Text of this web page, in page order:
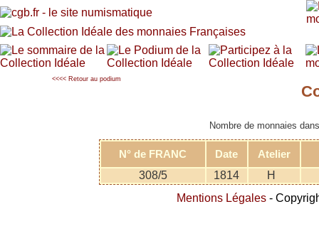
<<<< Retour au podium
Nombre de monnaies
N° de FRANC Date
Atelier
308/5
1814
H
Mentions Légales -